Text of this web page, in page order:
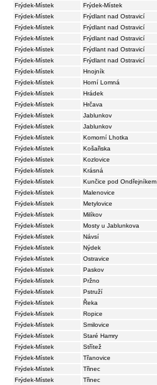
Frýdek-Místek Frýdek-Místek
Frýdek-Místek
Frýdlant nad Ostravicí
Frýdek-Místek
Frýdlant nad Ostravicí
Frýdek-Místek
Frýdlant nad Ostravicí
Frýdek-Místek
Frýdlant nad Ostravicí
Frýdek-Místek
Frýdlant nad Ostravicí
Frýdek-Místek
Hnojník
Frýdek-Místek
Horní Lomná
Frýdek-Místek
Hrádek
Frýdek-Místek
Hrčava
Frýdek-Místek
Jablunkov
Frýdek-Místek
Jablunkov
Frýdek-Místek
Komorní Lhotka
Frýdek-Místek
Košařiska
Frýdek-Místek
Kozlovice
Frýdek-Místek
Krásná
Frýdek-Místek
Kunčice pod Ondřejníkem
Frýdek-Místek
Malenovice
Frýdek-Místek
Metylovice
Frýdek-Místek
Milíkov
Frýdek-Místek
Mosty u Jablunkova
Frýdek-Místek
Návsí
Frýdek-Místek
Nýdek
Frýdek-Místek
Ostravice
Frýdek-Místek
Paskov
Frýdek-Místek
Pržno
Frýdek-Místek
Pstruží
Frýdek-Místek
Řeka
Frýdek-Místek
Ropice
Frýdek-Místek
Smilovice
Frýdek-Místek
Staré Hamry
Frýdek-Místek
Střítež
Frýdek-Místek
Třanovice
Frýdek-Místek
Třinec
Frýdek-Místek
Třinec